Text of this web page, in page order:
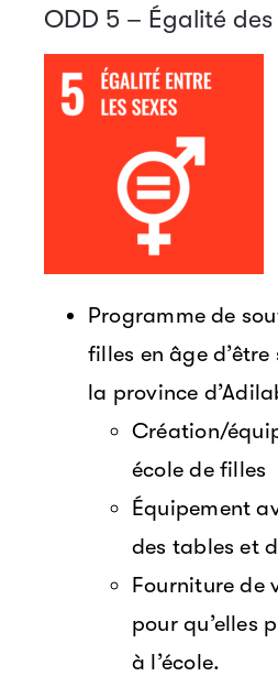
ODD 5 – Égalité des
Programme de
filles en âge
la province
Création/
école de filles
Équipement
des tables et
Fourniture de
pour qu’elles
à l’école.